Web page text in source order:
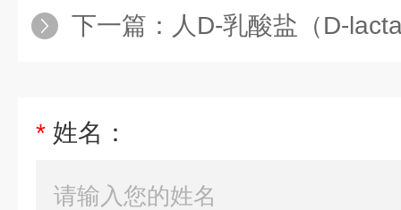
下一篇： 人D-乳酸盐（D-
* 姓名：